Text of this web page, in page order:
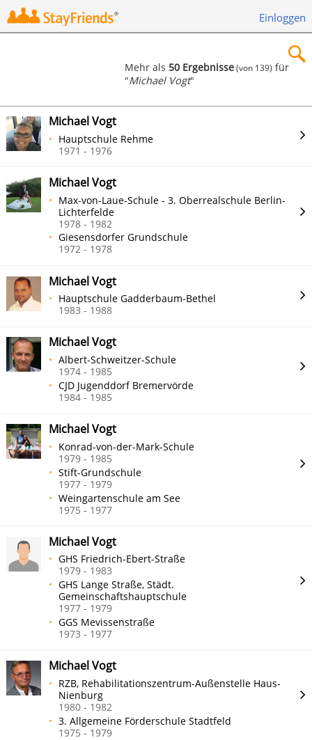
Einloggen
Suchen
Mehr als 50 Ergebnisse (von 139) für
"Michael Vogt"
Michael Vogt
Hauptschule Rehme
1971 - 1976
Michael Vogt
Max-von-Laue-Schule - 3. Oberrealschule Berlin-
Lichterfelde
1978 - 1982
Giesensdorfer Grundschule
1972 - 1978
Michael Vogt
Hauptschule Gadderbaum-Bethel
1983 - 1988
Michael Vogt
Albert-Schweitzer-Schule
1974 - 1985
CJD Jugenddorf Bremervörde
1984 - 1985
Michael Vogt
Konrad-von-der-Mark-Schule
1979 - 1985
Stift-Grundschule
1977 - 1979
Weingartenschule am See
1975 - 1977
Michael Vogt
GHS Friedrich-Ebert-Straße
1979 - 1983
GHS Lange Straße, Städt.
Gemeinschaftshauptschule
1977 - 1979
GGS Mevissenstraße
1973 - 1977
Michael Vogt
RZB, Rehabilitationszentrum-Außenstelle Haus-
Nienburg
1980 - 1982
3. Allgemeine Förderschule Stadtfeld
1975 - 1979